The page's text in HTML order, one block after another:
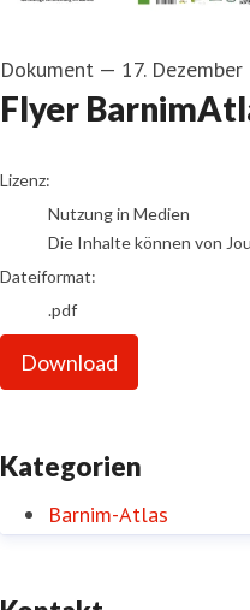
Dokument — 17.
Flyer
go to media item
Lizenz:
Nutzung in Medien
Die Inhalte können von
Dateiformat:
.pdf
Download
Kategorien
Barnim-Atlas